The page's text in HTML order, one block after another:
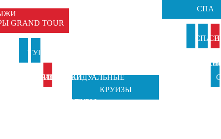
GRAND TOUR
ТУРЫ В
ИТАЛИЮ
ПРАЗДНИКИ
ОТ GRAND
ИНДИВИДУАЛЬНЫЕ
ТУРЫ
КРУИЗЫ
СПА
СПА В
ИТАЛИИ